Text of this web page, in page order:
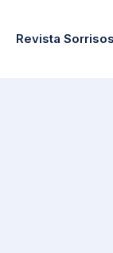
Revista Sorrisos